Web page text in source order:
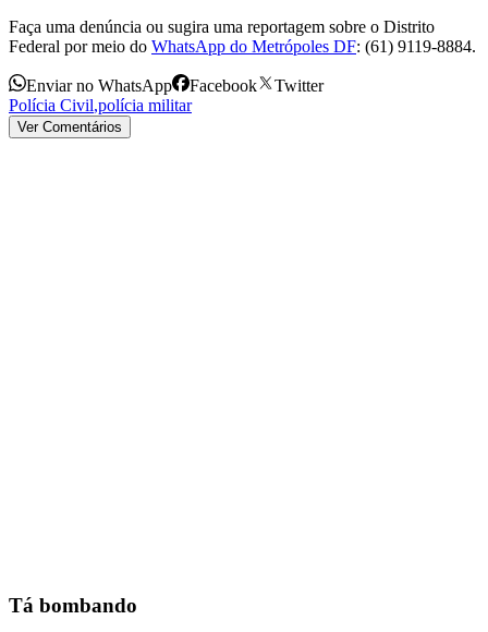
Faça uma denúncia ou sugira uma reportagem sobre o Distrito
Federal por meio do WhatsApp do Metrópoles DF: (61) 9119-8884.
Enviar no WhatsApp Facebook
Twitter
Polícia Civil,polícia militar
Ver Comentários
Tá bombando